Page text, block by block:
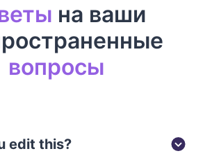
на ваши
вопросы
edit this?